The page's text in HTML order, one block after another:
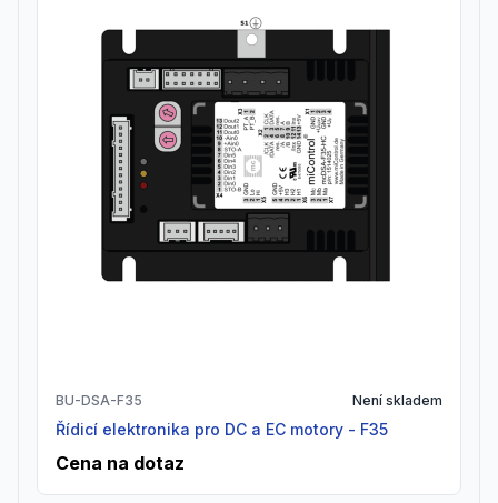
BU-DSA-F35 Není skladem
Řídicí elektronika pro DC a EC motory - F35
Cena na dotaz